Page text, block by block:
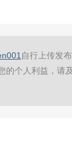
自行上传发
的个人利益，请